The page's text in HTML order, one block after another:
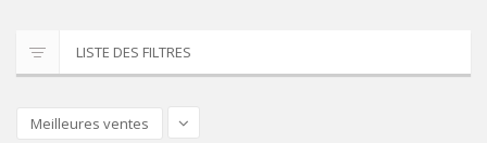
CONTACT
LISTE DES FILTRES
Meilleures ventes